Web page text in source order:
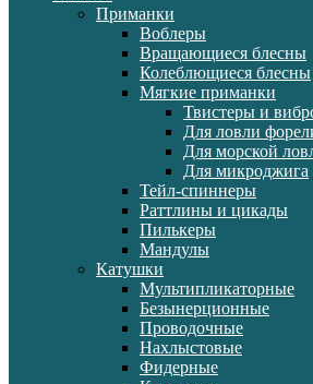
Приманки
Воблеры
Вращающиеся блесны
Колеблющиеся блесны
Мягкие приманки
Твистеры и
Для ловли
Для морской
Для микроджига
Тейл-спиннеры
Раттлины и цикады
Пилькеры
Мандулы
Катушки
Мультипликаторные
Безынерционные
Проводочные
Нахлыстовые
Фидерные